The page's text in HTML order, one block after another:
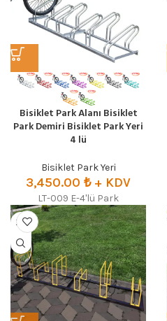
Bisiklet Park Alanı Bisiklet
Park Demiri Bisiklet Park Yeri
4 lü
Bisiklet Park Yeri
3,450.00 ₺+ KDV
LT-009 E-4'lü Park